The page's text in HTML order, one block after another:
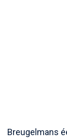
Breugelmans